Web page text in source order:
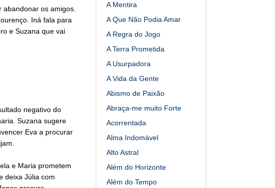
os amigos.
Iná fala para
e Suzana que vai
negativo do
Suzana sugere
Eva a procurar
e Maria prometem
deixa Júlia com
A Mentira
A Que Não Podia Amar
A Regra do Jogo
A Terra Prometida
A Usurpadora
A Vida da Gente
Abismo de Paixão
Abraça-me muito Forte
Acorrentada
Alma Indomável
Alto Astral
Além do Horizonte
Além do Tempo